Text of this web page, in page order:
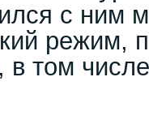
с ним
режим,
в том